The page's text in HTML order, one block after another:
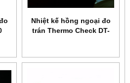
Nhiệt kế hồng ngoại đo
trán Thermo Check DT-